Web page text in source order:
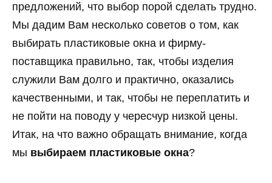
предложений, что выбор порой сделать трудно.
Мы дадим Вам несколько советов о том, как
выбирать пластиковые окна и фирму-
поставщика правильно, так, чтобы изделия
служили Вам долго и практично, оказались
качественными, и так, чтобы не переплатить и
не пойти на поводу у чересчур низкой цены.
Итак, на что важно обращать внимание, когда
мы выбираем пластиковые окна?